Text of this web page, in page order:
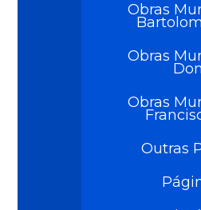
Obras
Obras
Obras
Outras